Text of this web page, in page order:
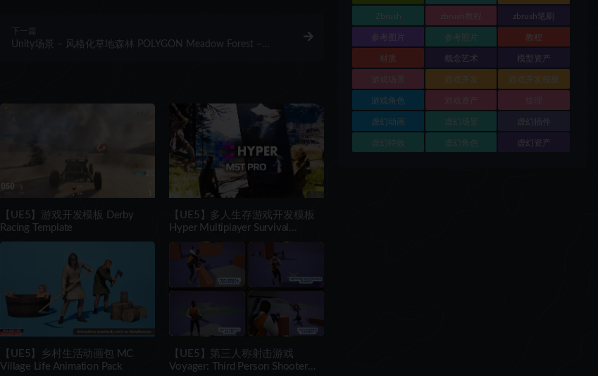
下一篇
Unity场景 – 风格化草地森林 POLYGON Meadow Forest –
【UE5】游戏开发模板 Derby
Racing Template
【UE5】多人生存游戏开发模板
Hyper Multiplayer Survival
Template Pro [MST] V4
【UE5】乡村生活动画包 MC
Village Life Animation Pack
【UE5】第三人称射击游戏
Voyager: Third Person Shooter
Zbrush zbrush教程 zbrush笔刷
参考图片 参考照片 教程
材质 概念艺术 模型资产
游戏场景 游戏开发 游戏开发模板
游戏角色 游戏资产 纹理
虚幻动画 虚幻场景 虚幻插件
虚幻特效 虚幻角色 虚幻资产